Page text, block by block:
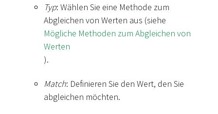
Typ: Wählen Sie eine Methode zum
Abgleichen von Werten aus (siehe
Mögliche Methoden zum Abgleichen von
Werten
).
Match: Definieren Sie den Wert, den Sie
abgleichen möchten.